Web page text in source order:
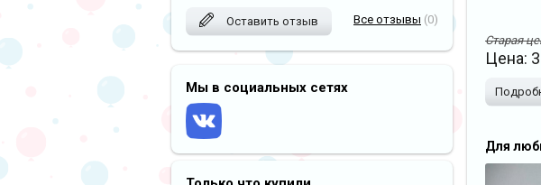
Оставить отзыв Все отзывы (0)
Мы в социальных сетях
Старая
Цена:
Для